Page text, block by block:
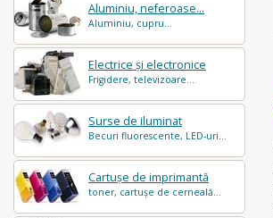
Aluminiu, neferoase...
Aluminiu, cupru...
Electrice și electronice
Frigidere, televizoare...
Surse de iluminat
Becuri fluorescente, LED-uri...
Cartușe de imprimantă
toner, cartușe de cerneală...